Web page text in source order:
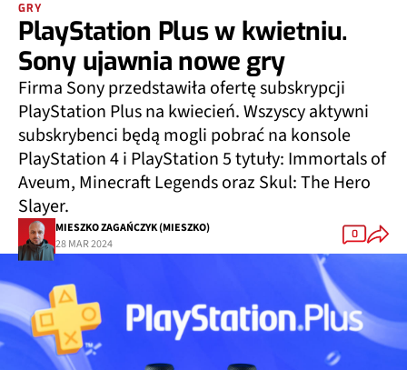
GRY
PlayStation Plus w kwietniu.
Sony ujawnia nowe gry
Firma Sony przedstawiła ofertę subskrypcji
PlayStation Plus na kwiecień. Wszyscy aktywni
subskrybenci będą mogli pobrać na konsole
PlayStation 4 i PlayStation 5 tytuły: Immortals of
Aveum, Minecraft Legends oraz Skul: The Hero
Slayer.
MIESZKO ZAGAŃCZYK (MIESZKO)
28 MAR 2024
0